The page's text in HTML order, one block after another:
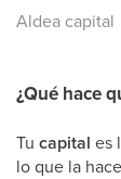
Aldea capital
¿Qué hace
Tu capital es
lo que la